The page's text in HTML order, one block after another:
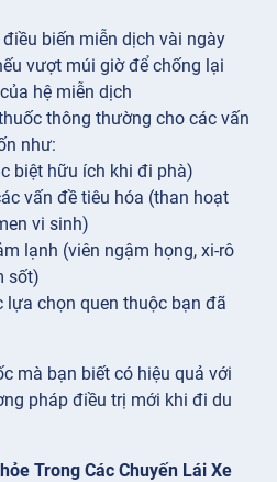
biến miễn dịch vài ngày
vượt múi giờ để chống lại
hệ miễn dịch
thông thường cho các vấn
như:
biệt hữu ích khi đi phà)
vấn đề tiêu hóa (than hoạt
vi sinh)
lạnh (viên ngậm họng, xi-rô
sốt)
lựa chọn quen thuộc bạn đã
mà bạn biết có hiệu quả với
pháp điều trị mới khi đi du
Trong Các Chuyến Lái Xe